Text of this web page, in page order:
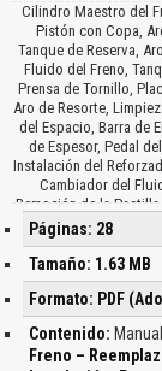
Cilindro Maestro del
Pistón con Copa,
Tanque de Reserva,
Fluido del Freno,
Prensa de Tornillo,
Aro de Resorte,
del Espacio, Barra de
de Espesor, Pedal
Instalación del
Cambiador del
Remoción de la
Zapata, Desarmado,
Arandela C,
Tapa del Resorte,
Coincidencia, Freno
Palanca del Freno,
Páginas: 28
Tamaño: 1.63 MB
Formato: PDF
Contenido:
Freno –